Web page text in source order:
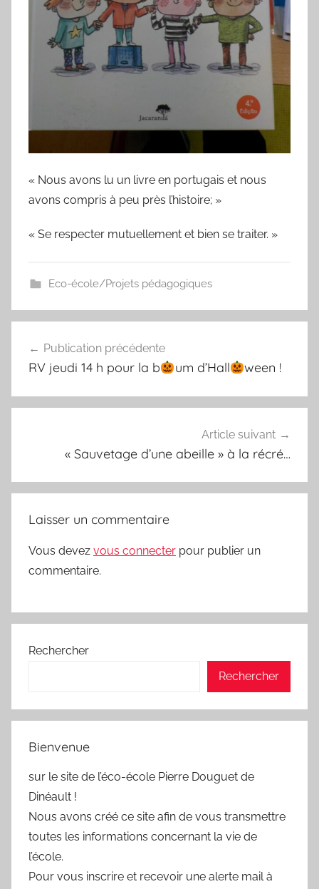
« Nous avons lu un livre en portugais et nous
avons compris à peu près l’histoire; »
« Se respecter mutuellement et bien se traiter. »
Eco-école/Projets pédagogiques
de
Publication précédente
RV jeudi 14 h pour la b um d’Hall ween !
Article suivant
« Sauvetage d’une abeille » à la récré…
Laisser un commentaire
Vous devez vous connecter pour publier un
commentaire.
Rechercher
Rechercher
Bienvenue
sur le site de l’éco-école Pierre Douguet de
Dinéault !
Nous avons créé ce site afin de vous transmettre
toutes les informations concernant la vie de
l’école.
Pour vous inscrire et recevoir une alerte mail à